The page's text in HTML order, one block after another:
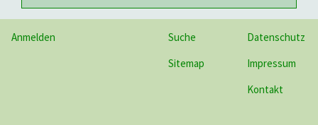
Anmelden
Suche
Sitemap
Datenschutz
Impressum
Kontakt